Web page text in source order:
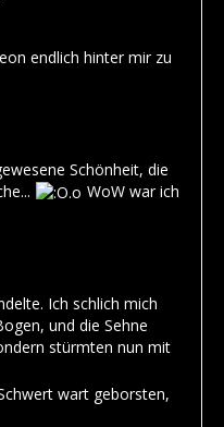
endlich hinter mir zu
Schönheit, die
WoW war ich
Ich schlich mich
und die Sehne
stürmten nun mit
wart geborsten,